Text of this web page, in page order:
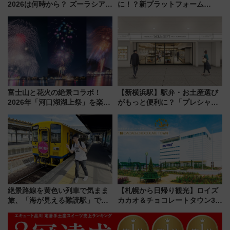
2026は何時から？ ズーラシア・
見どころ、限定イベントを徹底
解説！
に！？新プラットフォーム
富士山と花火の絶景コラボ！
2026年「河口湖湖上祭」を楽し
ススメ
【新横浜駅】駅弁・お土産選び
がもっと便利に？「プレシャス
ン 場所や営業時間・限定弁当
を紹介
絶景路線を黄色い列車で気まま
旅、「海が見える難読駅」で幸
「新・鉄道ひとり旅」279回目
【札幌から日帰り観光】ロイズ
カカオ＆チョコレートタウン3周
詰め放題を開催、ロイズタウン